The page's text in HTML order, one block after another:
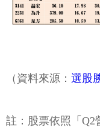
（資料來源： 選股
註：股票依照「Q2